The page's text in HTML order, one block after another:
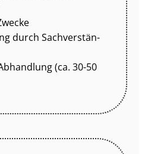
durch Sach­ver­stän­
(ca. 30-50